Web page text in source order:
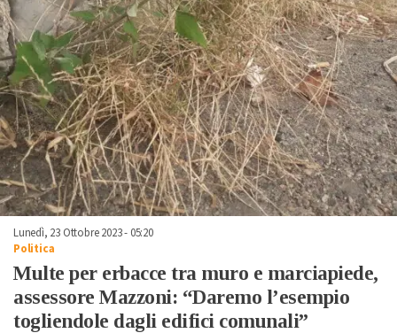
Lunedì, 23 Ottobre 2023 - 05:20
Politica
Multe per erbacce tra muro e marciapiede,
assessore Mazzoni: “Daremo l’esempio
togliendole dagli edifici comunali”